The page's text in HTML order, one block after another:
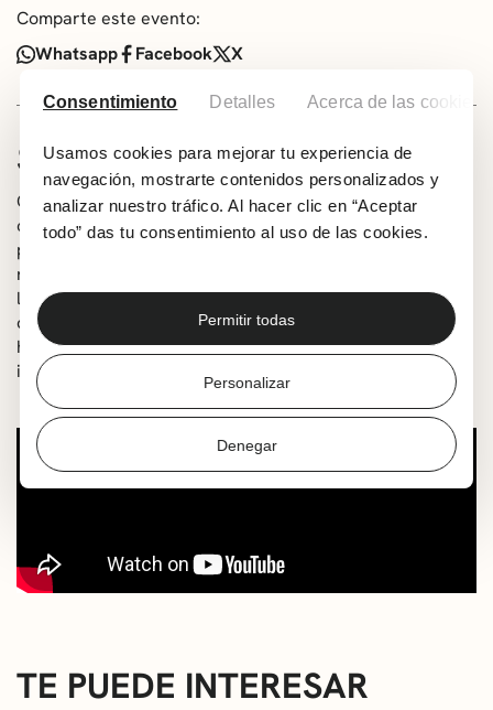
Consentimiento Detalles Acerca de las cookies
Usamos cookies para mejorar tu experiencia de
navegación, mostrarte contenidos personalizados y
analizar nuestro tráfico. Al hacer clic en “Aceptar
todo” das tu consentimiento al uso de las cookies.
Permitir todas
Personalizar
Denegar
Comparte este evento:
Whatsapp
Facebook X
SOBRE LA OBRA
Como si El Bosco hubiera pintado con sonidos, la música
cobra vida y nos lleva a un viaje fascinante entre lo
prohibido y lo sublime. De la mano de las reflexiones que
realiza un monarca sobre el popular cuadro ‘El jardín de
las delicias’, disfrutaremos de un concierto teatralizado
de música antigua. Interpretarán piezas
hispanoamericanas y españolas con réplicas de
instrumentos antiguos.
TE PUEDE INTERESAR